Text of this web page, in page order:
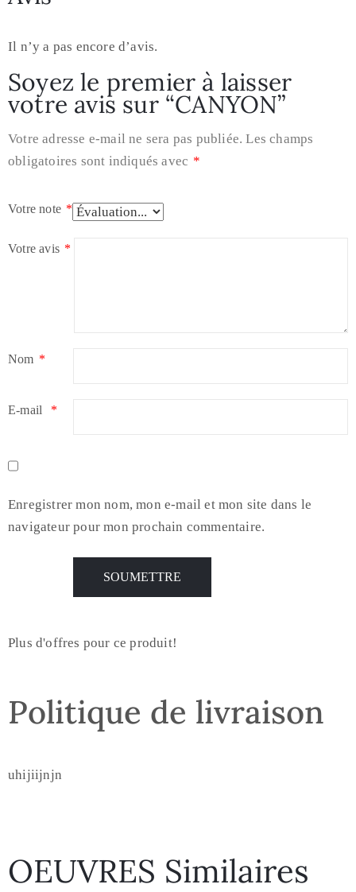
Il n’y a pas encore d’avis.
Soyez le premier à laisser
votre avis sur “CANYON”
Votre adresse e-mail ne sera pas publiée. Les champs
obligatoires sont indiqués avec *
Votre note *
Votre avis *
Nom *
E-mail *
Enregistrer mon nom, mon e-mail et mon site dans le
navigateur pour mon prochain commentaire.
Plus d'offres pour ce produit!
Politique de livraison
uhijiijnjn
OEUVRES Similaires